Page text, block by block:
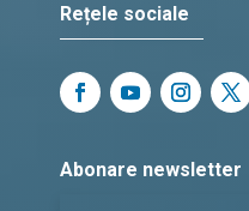
Rețele sociale
Abonare newsletter